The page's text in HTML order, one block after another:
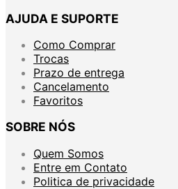
AJUDA E SUPORTE
Como Comprar
Trocas
Prazo de entrega
Cancelamento
Favoritos
SOBRE NÓS
Quem Somos
Entre em Contato
Politica de privacidade